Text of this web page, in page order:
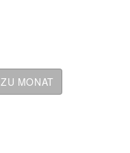
ZU MONAT